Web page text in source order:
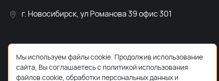
г. Новосибирск, ул Романова 39 офис 301
Мы используем файлы cookie. Продолжив использование
сайта, Вы соглашаетесь с политикой использования
файлов cookie, обработки персональных данных и